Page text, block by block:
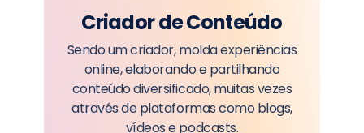
Criador de Conteúdo
Sendo um criador, molda experiências
online, elaborando e partilhando
conteúdo diversificado, muitas vezes
através de plataformas como blogs,
vídeos e podcasts.